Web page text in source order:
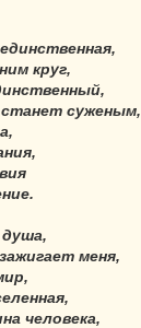
круг,
суженым,
меня,
человека,